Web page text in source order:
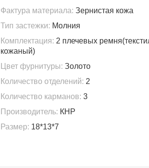
Фактура материала: Зернистая кожа
Тип застежки: Молния
Комплектация: 2 плечевых
кожаный)
Цвет фурнитуры: Золото
Количество отделений: 2
Количество карманов: 3
Производитель: КНР
Размер: 18*13*7